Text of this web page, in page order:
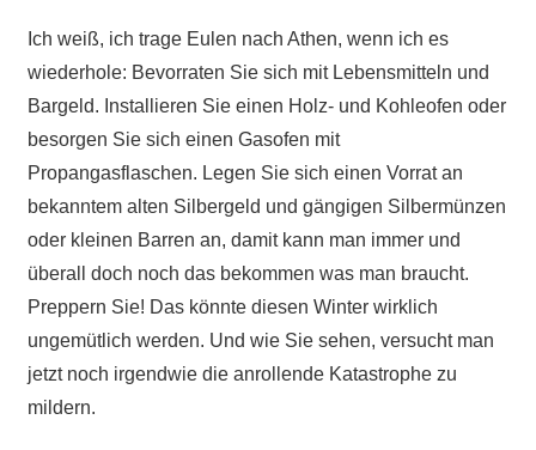
Ich weiß, ich trage Eulen nach Athen, wenn ich es
wiederhole: Bevorraten Sie sich mit Lebensmitteln und
Bargeld. Installieren Sie einen Holz- und Kohleofen oder
besorgen Sie sich einen Gasofen mit
Propangasflaschen. Legen Sie sich einen Vorrat an
bekanntem alten Silbergeld und gängigen Silbermünzen
oder kleinen Barren an, damit kann man immer und
überall doch noch das bekommen was man braucht.
Preppern Sie! Das könnte diesen Winter wirklich
ungemütlich werden. Und wie Sie sehen, versucht man
jetzt noch irgendwie die anrollende Katastrophe zu
mildern.